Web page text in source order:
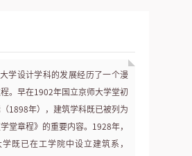
学设计学科的发展经历了一个漫
。早在1902年国立京师大学堂初
1898年），建筑学科既已被列为
学堂章程》的重要内容。1928年，
学既已在工学院中设立建筑系，
沿：未来蓝图